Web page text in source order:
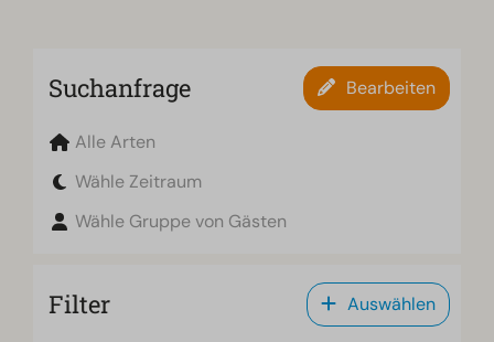
Suchanfrage Bearbeiten
Alle Arten
Wähle Zeitraum
Wähle Gruppe von Gästen
Filter Auswählen